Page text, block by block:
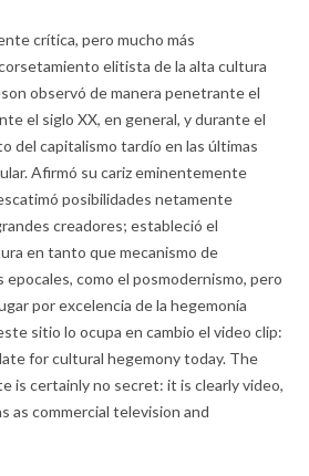
crítica, pero mucho más
elitista de la alta cultura
observó de manera penetrante el
el siglo XX, en general, y durante el
del capitalismo tardío en las últimas
Afirmó su cariz eminentemente
posibilidades netamente
creadores; estableció el
en tanto que mecanismo de
como el posmodernismo, pero
por excelencia de la hegemonía
sitio lo ocupa en cambio el video clip:
for cultural hegemony today. The
is certainly no secret: it is clearly video,
as commercial television and